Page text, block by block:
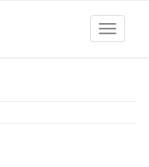
Toggle